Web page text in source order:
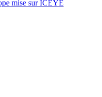
mise sur ICEYE